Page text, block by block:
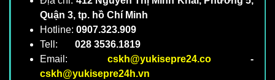
Quận 3, tp. hồ Chí Minh
Hotline: 0907.323.909
Tell:
028 3536.1819
Email:
cskh@yukisepre24.co-
cskh@yukisepre24h.vn